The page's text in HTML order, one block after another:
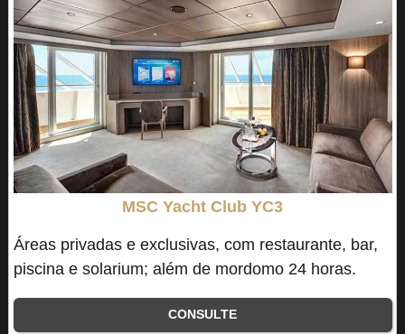
MSC Yacht Club YC3
Áreas privadas e exclusivas, com restaurante, bar,
piscina e solarium; além de mordomo 24 horas.
CONSULTE